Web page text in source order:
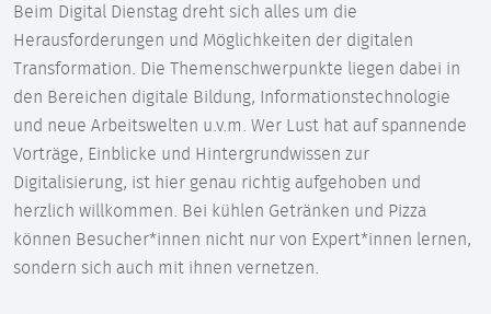
Beim Digital Dienstag dreht sich alles um die
Herausforderungen und Möglichkeiten der digitalen
Transformation. Die Themenschwerpunkte liegen dabei in
den Bereichen digitale Bildung, Informationstechnologie
und neue Arbeitswelten u.v.m. Wer Lust hat auf spannende
Vorträge, Einblicke und Hintergrundwissen zur
Digitalisierung, ist hier genau richtig aufgehoben und
herzlich willkommen. Bei kühlen Getränken und Pizza
können Besucher*innen nicht nur von Expert*innen lernen,
sondern sich auch mit ihnen vernetzen.